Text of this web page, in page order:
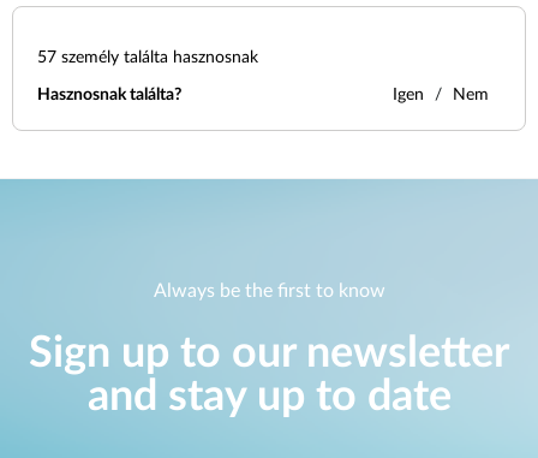
57 személy találta hasznosnak
Hasznosnak találta? Igen Nem
Always be the first to know
Sign up to our newsletter
and stay up to date